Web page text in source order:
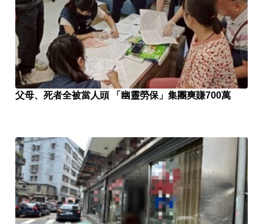
父母、死者全被當人頭 「幽靈勞保」集團爽賺700萬